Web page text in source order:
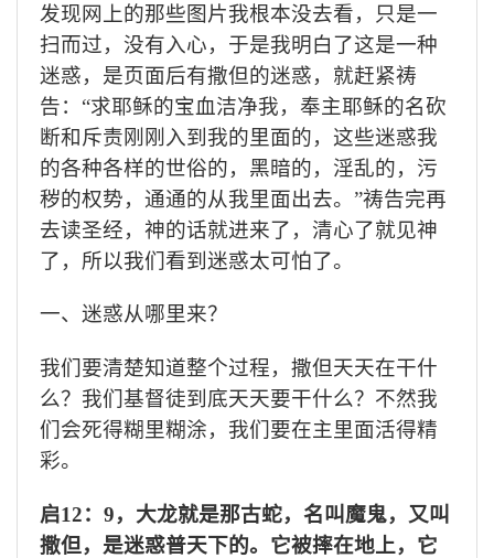
发现网上的那些图片我根本没去看，只是一
扫而过，没有入心，于是我明白了这是一种
迷惑，是页面后有撒但的迷惑，就赶紧祷
告：“求耶稣的宝血洁净我，奉主耶稣的名砍
断和斥责刚刚入到我的里面的，这些迷惑我
的各种各样的世俗的，黑暗的，淫乱的，污
秽的权势，通通的从我里面出去。”祷告完再
去读圣经，神的话就进来了，清心了就见神
了，所以我们看到迷惑太可怕了。
一、迷惑从哪里来？
我们要清楚知道整个过程，撒但天天在干什
么？我们基督徒到底天天要干什么？不然我
们会死得糊里糊涂，我们要在主里面活得精
彩。
启12： 9，大龙就是那古蛇，名叫魔鬼，又叫
撒但，是迷惑普天下的。它被摔在地上，它